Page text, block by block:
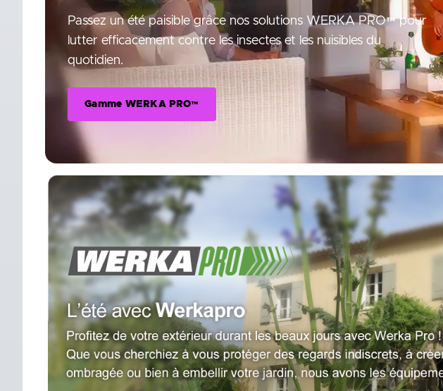
Passez un été paisible grâce nos solutions WERKA PRO™ pour
lutter efficacement contre les insectes et les nuisibles du
quotidien.
Gamme WERKA PRO™